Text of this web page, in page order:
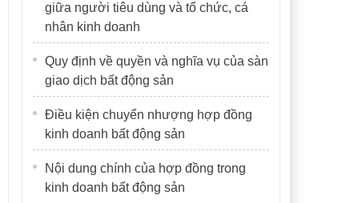
giữa người tiêu dùng và tổ chức, cá
nhân kinh doanh
Quy định về quyền và nghĩa vụ của sàn
giao dịch bất động sản
Điều kiện chuyển nhượng hợp đồng
kinh doanh bất động sản
Nội dung chính của hợp đồng trong
kinh doanh bất động sản